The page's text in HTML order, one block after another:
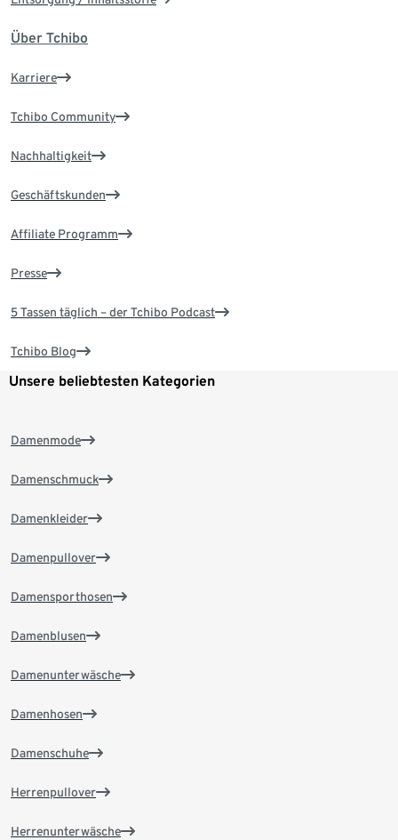
Über Tchibo
Karriere
Tchibo Community
Nachhaltigkeit
Geschäftskunden
Affiliate Programm
Presse
5 Tassen täglich – der Tchibo Podcast
Tchibo Blog
Unsere beliebtesten Kategorien
Damenmode
Damenschmuck
Damenkleider
Damenpullover
Damensporthosen
Damenblusen
Damenunterwäsche
Damenhosen
Damenschuhe
Herrenpullover
Herrenunterwäsche